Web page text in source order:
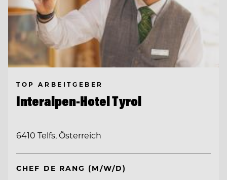
TOP ARBEITGEBER
Interalpen-Hotel Tyrol
6410 Telfs, Österreich
CHEF DE RANG (M/W/D)